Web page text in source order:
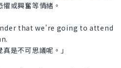
或興奮等情緒。
that we're going to attend
是不可思議呢。」